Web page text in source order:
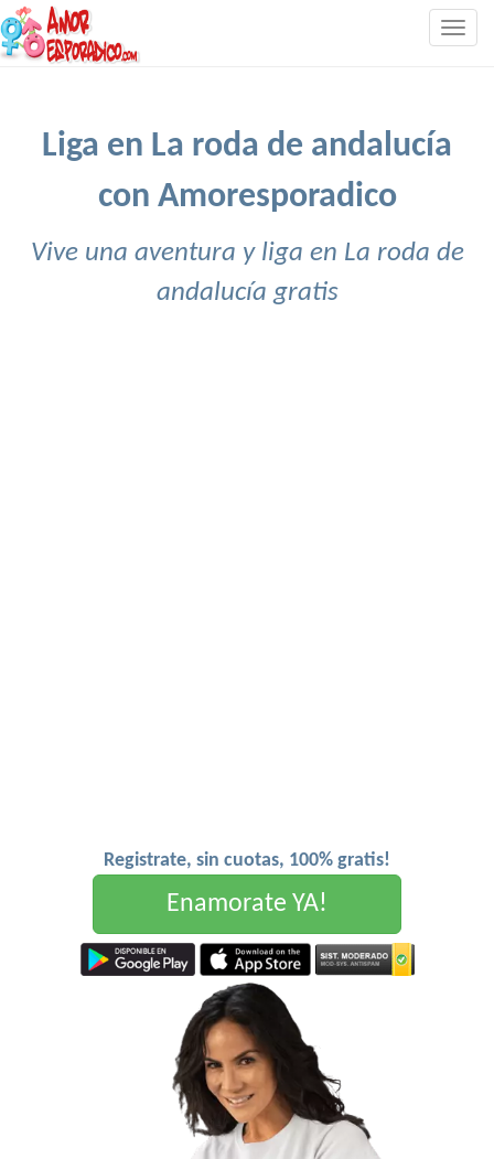
Liga en La roda de andalucía
con Amoresporadico
Vive una aventura y liga en La roda de
andalucía gratis
Registrate, sin cuotas, 100% gratis!
Enamorate YA!